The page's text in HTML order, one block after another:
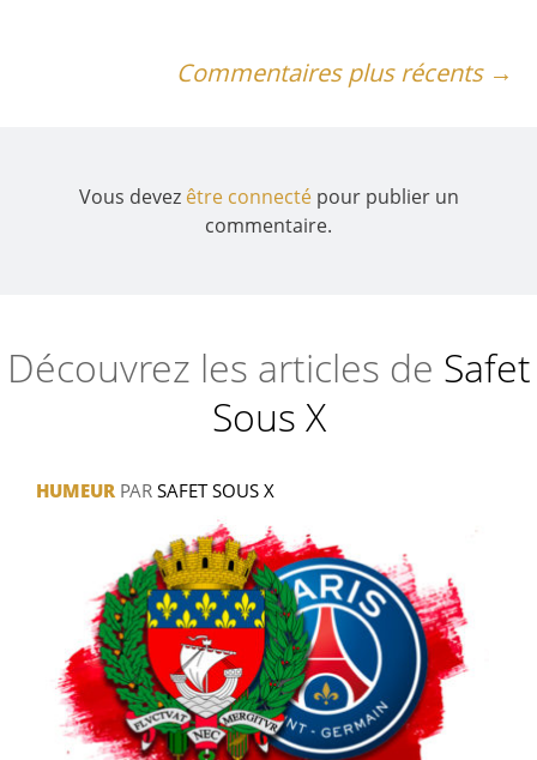
NavigationCommentaires plus récents →
Vous devez être connectépour publier un
commentaire.
Découvrez les articles de Safet
Sous X
HUMEUR PAR SAFET SOUS X